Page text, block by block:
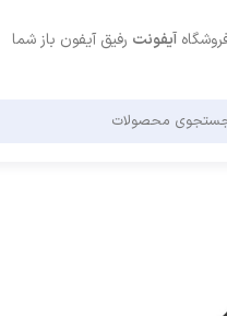
آیفونت رفیق آیفون باز شما